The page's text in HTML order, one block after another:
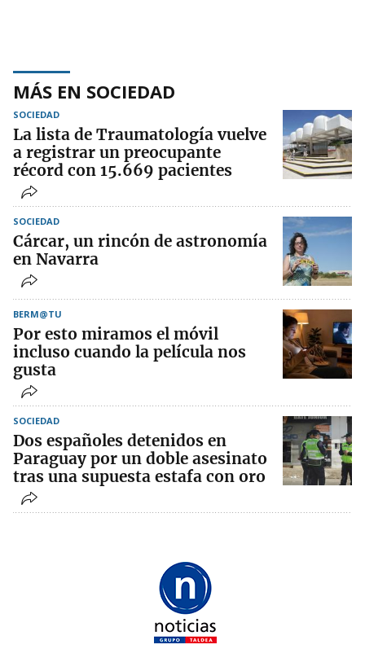
MÁS EN SOCIEDAD
SOCIEDAD
La lista de Traumatología vuelve
a registrar un preocupante
récord con 15.669 pacientes
SOCIEDAD
Cárcar, un rincón de astronomía
en Navarra
BERM@TU
Por esto miramos el móvil
incluso cuando la película nos
gusta
SOCIEDAD
Dos españoles detenidos en
Paraguay por un doble asesinato
tras una supuesta estafa con oro